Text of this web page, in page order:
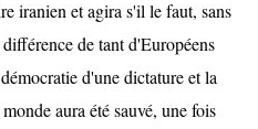
iranien et agira s'il le faut, sans
de tant d'Européens
d'une dictature et la
aura été sauvé, une fois